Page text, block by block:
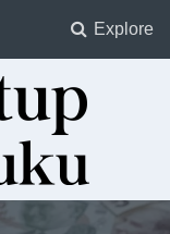
Explore